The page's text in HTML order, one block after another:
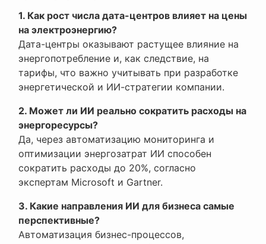
1. Как рост числа дата-центров влияет на цены
на электроэнергию?
Дата-центры оказывают растущее влияние на
энергопотребление и, как следствие, на
тарифы, что важно учитывать при разработке
энергетической и ИИ-стратегии компании.
2. Может ли ИИ реально сократить расходы на
энергоресурсы?
Да, через автоматизацию мониторинга и
оптимизации энергозатрат ИИ способен
сократить расходы до 20%, согласно
экспертам Microsoft и Gartner.
3. Какие направления ИИ для бизнеса самые
перспективные?
Автоматизация бизнес-процессов,